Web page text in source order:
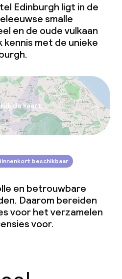
Edinburgh ligt in de
smalle
en de oude vulkaan
met de unieke
de kaart
beschikbaar
en betrouwbare
Daarom bereiden
voor het verzamelen
voor.